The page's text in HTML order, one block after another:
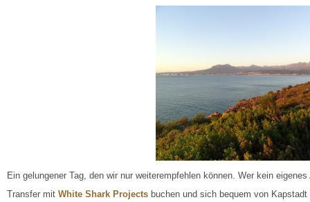
Ein gelungener Tag, den wir nur weiterempfehlen können. Wer kein
Transfer mit White Shark Projects buchen und sich bequem von